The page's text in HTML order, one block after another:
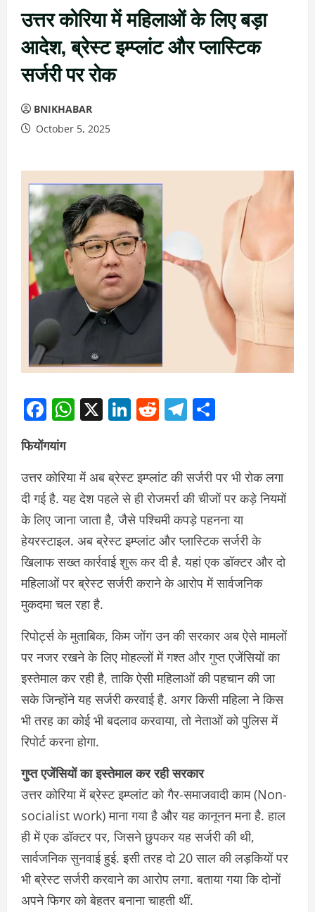
उत्तर कोरिया में महिलाओं के लिए बड़ा
आदेश, ब्रेस्ट इम्प्लांट और प्लास्टिक
सर्जरी पर रोक
BNIKHABAR
October 5, 2025
Facebook
WhatsApp
X LinkedIn
RedditTelegram
फियोंगयांग
उत्तर कोरिया में अब ब्रेस्ट इम्प्लांट की सर्जरी पर भी रोक लगा
दी गई है. यह देश पहले से ही रोजमर्रा की चीजों पर कड़े नियमों
के लिए जाना जाता है, जैसे पश्चिमी कपड़े पहनना या
हेयरस्टाइल. अब ब्रेस्ट इम्प्लांट और प्लास्टिक सर्जरी के
खिलाफ सख्त कार्रवाई शुरू कर दी है. यहां एक डॉक्टर और दो
महिलाओं पर ब्रेस्ट सर्जरी कराने के आरोप में सार्वजनिक
मुकदमा चल रहा है.
रिपोर्ट्स के मुताबिक, किम जोंग उन की सरकार अब ऐसे मामलों
पर नजर रखने के लिए मोहल्लों में गश्त और गुप्त एजेंसियों का
इस्तेमाल कर रही है, ताकि ऐसी महिलाओं की पहचान की जा
सके जिन्होंने यह सर्जरी करवाई है. अगर किसी महिला ने किस
भी तरह का कोई भी बदलाव करवाया, तो नेताओं को पुलिस में
रिपोर्ट करना होगा.
गुप्त एजेंसियों का इस्तेमाल कर रही सरकार
उत्तर कोरिया में ब्रेस्ट इम्प्लांट को गैर-समाजवादी काम (Non-
socialist work) माना गया है और यह कानूनन मना है. हाल
ही में एक डॉक्टर पर, जिसने छुपकर यह सर्जरी की थी,
सार्वजनिक सुनवाई हुई. इसी तरह दो 20 साल की लड़कियों पर
भी ब्रेस्ट सर्जरी करवाने का आरोप लगा. बताया गया कि दोनों
अपने फिगर को बेहतर बनाना चाहती थीं.